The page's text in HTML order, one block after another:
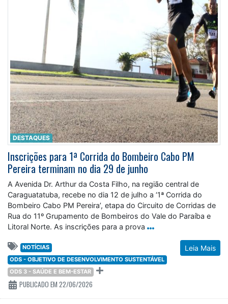
DESTAQUES
Inscrições para 1ª Corrida do Bombeiro Cabo PM
Pereira terminam no dia 29 de junho
A Avenida Dr. Arthur da Costa Filho, na região central de
Caraguatatuba, recebe no dia 12 de julho a ‘1ª Corrida do
Bombeiro Cabo PM Pereira’, etapa do Circuito de Corridas de
Rua do 11º Grupamento de Bombeiros do Vale do Paraíba e
Litoral Norte. As inscrições para a prova
Leia Mais
NOTÍCIAS
ODS - OBJETIVO DE DESENVOLVIMENTO SUSTENTÁVEL
ODS 3 - SAÚDE E BEM-ESTAR
PUBLICADO EM 22/06/2026